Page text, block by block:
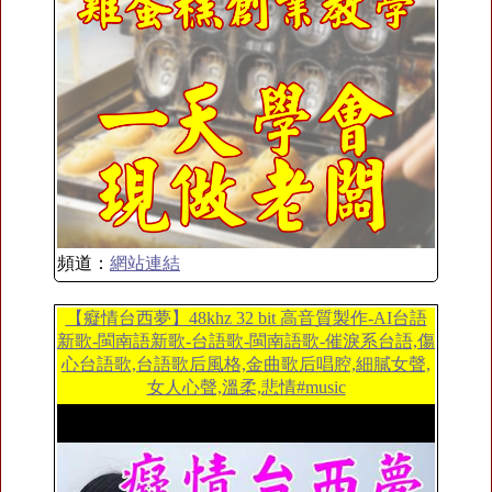
頻道： 網站連結
【癡情台西夢】48khz 32 bit 高音質製作-AI台語
新歌-閩南語新歌-台語歌-閩南語歌-催淚系台語,傷
心台語歌,台語歌后風格,金曲歌后唱腔,細膩女聲,
女人心聲,溫柔,悲情#music